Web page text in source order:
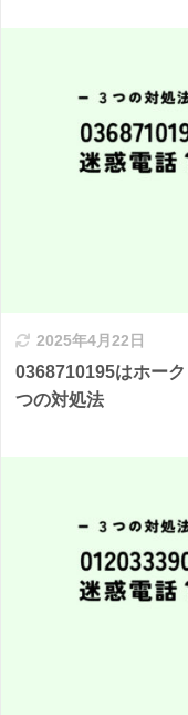
2025年4月22日
0368710195はホー
つの対処法